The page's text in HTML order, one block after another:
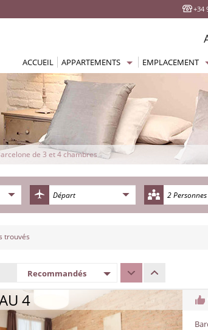
+34
ACCUEIL
APPARTEMENTS
Tous les appartements
Studios
1 chambre
2 chambres
3 à 5 chambres
Proches de la mer
Appartements pas cher
Location au mois
EMPLACEMENT
Eixample
Sagrada Familia
Place de la
Vieille ville
Barceloneta
Gracia
Born
Las Ramblas
Sant Gervasi
Sants
Vila Olimpica
de 3 et 4 chambres
2 Personnes
trouvés
Recommandés
4